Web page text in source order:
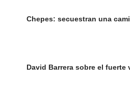
Chepes: secuestran una
David Barrera sobre el